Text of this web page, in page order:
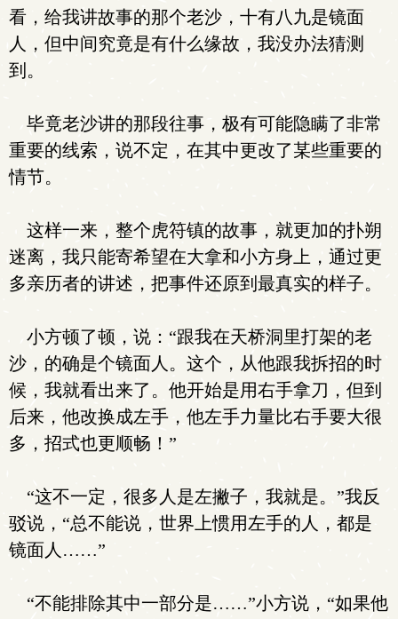
看，给我讲故事的那个老沙，十有八九是镜面
人，但中间究竟是有什么缘故，我没办法猜测
到。
毕竟老沙讲的那段往事，极有可能隐瞒了非常
重要的线索，说不定，在其中更改了某些重要的
情节。
这样一来，整个虎符镇的故事，就更加的扑朔
迷离，我只能寄希望在大拿和小方身上，通过更
多亲历者的讲述，把事件还原到最真实的样子。
小方顿了顿，说：“跟我在天桥洞里打架的老
沙，的确是个镜面人。这个，从他跟我拆招的时
候，我就看出来了。他开始是用右手拿刀，但到
后来，他改换成左手，他左手力量比右手要大很
多，招式也更顺畅！”
“这不一定，很多人是左撇子，我就是。”我反
驳说，“总不能说，世界上惯用左手的人，都是
镜面人……”
“不能排除其中一部分是……”小方说，“如果他